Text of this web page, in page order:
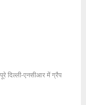
दिल्ली-एनसीआर में ग्रैप